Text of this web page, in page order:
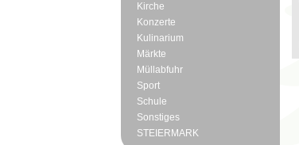
Kirche
Konzerte
Kulinarium
Märkte
Müllabfuhr
Sport
Schule
Sonstiges
STEIERMARK